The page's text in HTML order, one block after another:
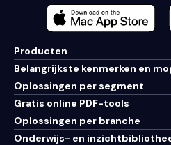
Producten
Belangrijkste kenmerken en
Oplossingen per segment
Gratis online PDF-tools
Oplossingen per branche
Onderwijs- en